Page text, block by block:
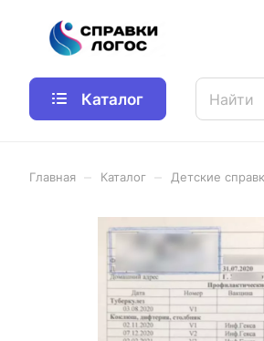
Каталог
Главная Каталог Детские